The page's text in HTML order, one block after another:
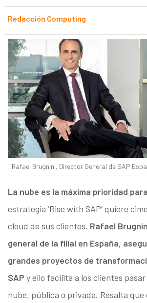
Redacción Computing
Rafael Brugnini, Director General de SAP
La nube es la máxima prioridad para
estrategia ‘Rise with SAP’ quiere
cloud de sus clientes. Rafael
general de la filial en España,
grandes proyectos de
SAP y ello facilita a los clientes
nube, pública o privada. Resalta